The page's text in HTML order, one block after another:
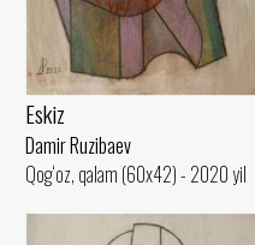
Eskiz
Damir Ruzibaev
Qog‘oz, qalam (60x42) - 2020 yil